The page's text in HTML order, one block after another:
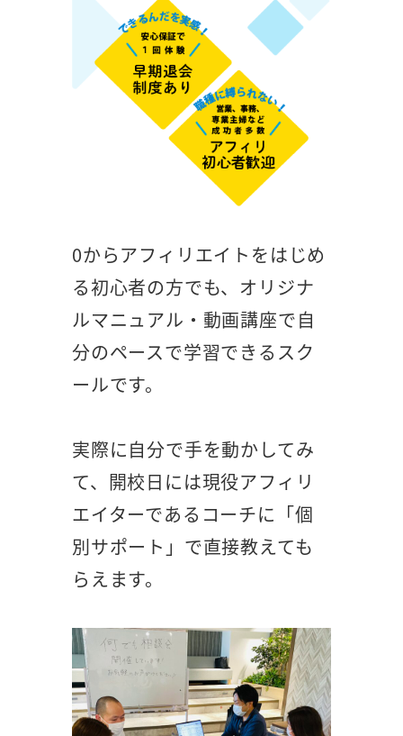
0からアフィリエイトをはじめ
る初心者の方でも、オリジナ
ルマニュアル・動画講座で自
分のペースで学習できるスク
ールです。
実際に自分で手を動かしてみ
て、開校日には現役アフィリ
エイターであるコーチに「個
別サポート」で直接教えても
らえます。